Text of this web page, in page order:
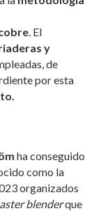
. El
y
de
por esta
ha conseguido
como la
organizados
blenderque